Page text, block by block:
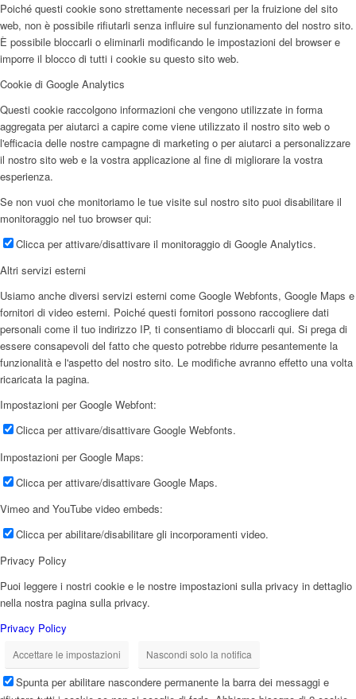
Poiché questi cookie sono strettamente necessari per la fruizione del sito
web, non è possibile rifiutarli senza influire sul funzionamento del nostro sito.
È possibile bloccarli o eliminarli modificando le impostazioni del browser e
imporre il blocco di tutti i cookie su questo sito web.
Cookie di Google Analytics
Questi cookie raccolgono informazioni che vengono utilizzate in forma
aggregata per aiutarci a capire come viene utilizzato il nostro sito web o
l'efficacia delle nostre campagne di marketing o per aiutarci a personalizzare
il nostro sito web e la vostra applicazione al fine di migliorare la vostra
esperienza.
Se non vuoi che monitoriamo le tue visite sul nostro sito puoi disabilitare il
monitoraggio nel tuo browser qui:
Clicca per attivare/disattivare il monitoraggio di Google Analytics.
Altri servizi esterni
Usiamo anche diversi servizi esterni come Google Webfonts, Google Maps e
fornitori di video esterni. Poiché questi fornitori possono raccogliere dati
personali come il tuo indirizzo IP, ti consentiamo di bloccarli qui. Si prega di
essere consapevoli del fatto che questo potrebbe ridurre pesantemente la
funzionalità e l'aspetto del nostro sito. Le modifiche avranno effetto una volta
ricaricata la pagina.
Impostazioni per Google Webfont:
Clicca per attivare/disattivare Google Webfonts.
Impostazioni per Google Maps:
Clicca per attivare/disattivare Google Maps.
Vimeo and YouTube video embeds:
Clicca per abilitare/disabilitare gli incorporamenti video.
Privacy Policy
Puoi leggere i nostri cookie e le nostre impostazioni sulla privacy in dettaglio
nella nostra pagina sulla privacy.
Privacy Policy
Accettare le impostazioni Nascondi solo la notifica
Spunta per abilitare nascondere permanente la barra dei messaggi e